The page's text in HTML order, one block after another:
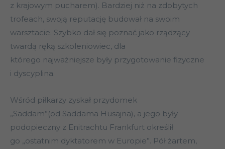
z krajowym pucharem). Bardziej niż na zdobytych
trofeach, swoją reputację budował na swoim
warsztacie. Szybko dał się poznać jako rządzący
twardą ręką szkoleniowiec, dla
którego najważniejsze były przygotowanie fizyczne
i dyscyplina.
Wśród piłkarzy zyskał przydomek
„Saddam”(od Saddama Husajna), a jego były
podopieczny z Enitrachtu Frankfurt określił
go „ostatnim dyktatorem w Europie”. Pół żartem,